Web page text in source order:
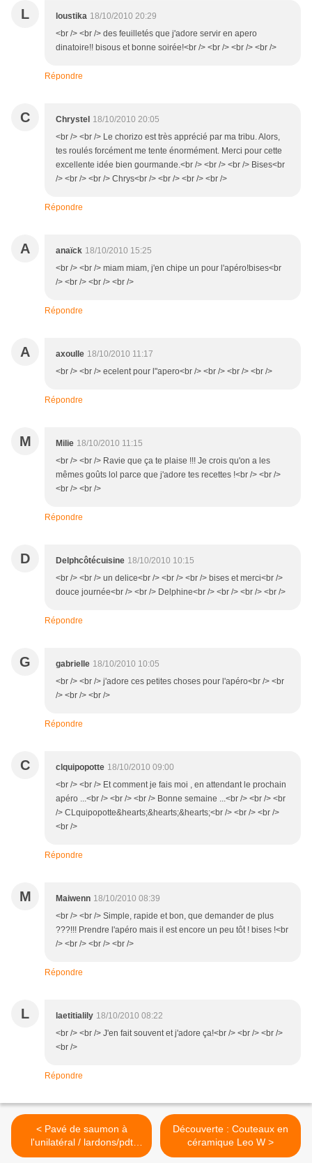
L loustika 18/10/2010 20:29
<br /> <br /> des feuilletés que j'adore servir en apero
dinatoire!! bisous et bonne soirée!<br /> <br /> <br /> <br />
Répondre
C Chrystel 18/10/2010 20:05
<br /> <br /> Le chorizo est très apprécié par ma tribu. Alors,
tes roulés forcément me tente énormément. Merci pour cette
excellente idée bien gourmande.<br /> <br /> <br /> Bises<br
/> <br /> <br /> Chrys<br /> <br /> <br /> <br />
Répondre
A anaïck 18/10/2010 15:25
<br /> <br /> miam miam, j'en chipe un pour l'apéro!bises<br
/> <br /> <br /> <br />
Répondre
A axoulle 18/10/2010 11:17
<br /> <br /> ecelent pour l"apero<br /> <br /> <br /> <br />
Répondre
M Milie 18/10/2010 11:15
<br /> <br /> Ravie que ça te plaise !!! Je crois qu'on a les
mêmes goûts lol parce que j'adore tes recettes !<br /> <br />
<br /> <br />
Répondre
D Delphcôtécuisine 18/10/2010 10:15
<br /> <br /> un delice<br /> <br /> <br /> bises et merci<br />
douce journée<br /> <br /> Delphine<br /> <br /> <br /> <br />
Répondre
G gabrielle 18/10/2010 10:05
<br /> <br /> j'adore ces petites choses pour l'apéro<br /> <br
/> <br /> <br />
Répondre
C clquipopotte 18/10/2010 09:00
<br /> <br /> Et comment je fais moi , en attendant le prochain
apéro ...<br /> <br /> <br /> Bonne semaine ...<br /> <br /> <br
/> CLquipopotte&hearts;&hearts;&hearts;<br /> <br /> <br />
<br />
Répondre
M Maiwenn 18/10/2010 08:39
<br /> <br /> Simple, rapide et bon, que demander de plus
???!!! Prendre l'apéro mais il est encore un peu tôt ! bises !<br
/> <br /> <br /> <br />
Répondre
L laetitialily 18/10/2010 08:22
<br /> <br /> J'en fait souvent et j'adore ça!<br /> <br /> <br />
<br />
Répondre
< Pavé de saumon à
l'unilatéral / lardons/pdt
rattes
Découverte : Couteaux en
céramique Leo W >